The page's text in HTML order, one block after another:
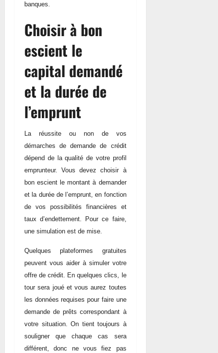
banques.
Choisir à bon
escient le
capital demandé
et la durée de
l’emprunt
La réussite ou non de vos
démarches de demande de crédit
dépend de la qualité de votre profil
emprunteur. Vous devez choisir à
bon escient le montant à demander
et la durée de l’emprunt, en fonction
de vos possibilités financières et
taux d’endettement. Pour ce faire,
une simulation est de mise.
Quelques plateformes gratuites
peuvent vous aider à simuler votre
offre de crédit. En quelques clics, le
tour sera joué et vous aurez toutes
les données requises pour faire une
demande de prêts correspondant à
votre situation. On tient toujours à
souligner que chaque cas sera
différent, donc ne vous fiez pas